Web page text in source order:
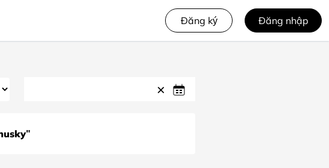
Đăng ký Đăng nhập